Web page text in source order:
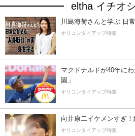
eltha イチオ
川島海荷さんと学ぶ 日
オリコンタイアップ特集
マクドナルドが40年に
園」
オリコンタイアップ特集
向井康二イケメンすぎ！
オリコンタイアップ特集